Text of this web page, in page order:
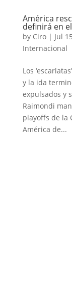
América
definirá en
by Ciro| Jul
Internacional
Los
y la ida
expulsados y
Raimondi
playoffs de la
América de...